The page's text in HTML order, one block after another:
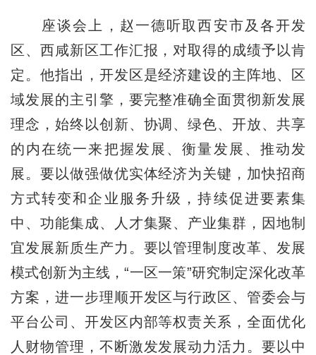
座谈会上，赵一德听取西安市及各开发
区、西咸新区工作汇报，对取得的成绩予以肯
定。他指出，开发区是经济建设的主阵地、区
域发展的主引擎，要完整准确全面贯彻新发展
理念，始终以创新、协调、绿色、开放、共享
的内在统一来把握发展、衡量发展、推动发
展。要以做强做优实体经济为关键，加快招商
方式转变和企业服务升级，持续促进要素集
中、功能集成、人才集聚、产业集群，因地制
宜发展新质生产力。要以管理制度改革、发展
模式创新为主线，“一区一策”研究制定深化改革
方案，进一步理顺开发区与行政区、管委会与
平台公司、开发区内部等权责关系，全面优化
人财物管理，不断激发发展动力活力。要以中